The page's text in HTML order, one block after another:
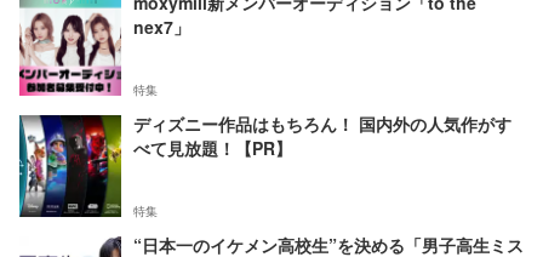
nex7」
特集
ディズニー作品はもちろん！ 国内外の人気作がす
べて見放題！【PR】
特集
“日本一のイケメン高校生”を決める「男子高生ミス